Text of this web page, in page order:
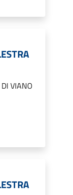
VIANO